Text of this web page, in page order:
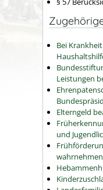
Bei
Leistungen
Elterngeld
und
wahrnehmen